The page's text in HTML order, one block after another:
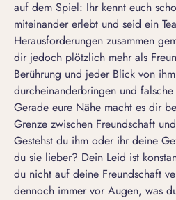
auf dem Spiel: Ihr kennt euch
miteinander erlebt und seid ein
Herausforderungen zusammen
dir jedoch plötzlich mehr als
Berührung und jeder Blick von
durcheinanderbringen und
Gerade eure Nähe macht es dir
Grenze zwischen Freundschaft
Gestehst du ihm oder ihr deine
du sie lieber? Dein Leid ist
du nicht auf deine Freundschaft
dennoch immer vor Augen, was